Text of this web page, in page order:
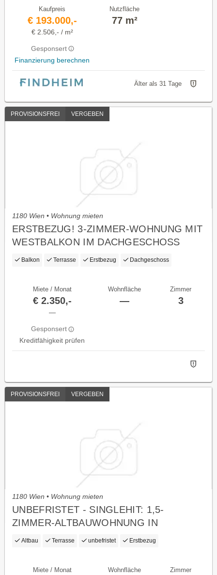
Kaufpreis
€ 193.000,-
€ 2.506,- / m²
Gesponsert
Finanzierung berechnen
Nutzfläche
77 m²
Älter als 31 Tage
PROVISIONSFREI VERGEBEN
1180 Wien • Wohnung mieten
ERSTBEZUG! 3-ZIMMER-WOHNUNG MIT
WESTBALKON IM DACHGESCHOSS
Balkon Terrasse Erstbezug Dachgeschoss
Miete / Monat
€ 2.350,-
—
Gesponsert
Kreditfähigkeit prüfen
Wohnfläche
—
Zimmer
3
PROVISIONSFREI VERGEBEN
1180 Wien • Wohnung mieten
UNBEFRISTET - SINGLEHIT: 1,5-
ZIMMER-ALTBAUWOHNUNG IN
TRAUMLAGE, ERSTBEZUG
Altbau Terrasse unbefristet Erstbezug
Miete / Monat Wohnfläche Zimmer